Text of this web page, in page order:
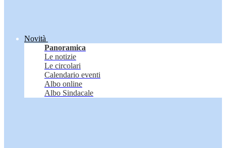
Novità
Panoramica
Le notizie
Le circolari
Calendario eventi
Albo online
Albo Sindacale